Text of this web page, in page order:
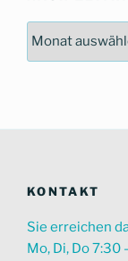
Nach
KONTAKT
Sie erreichen
Mo, Di, Do 7:30